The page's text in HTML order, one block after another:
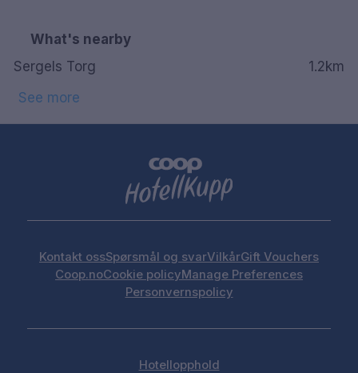
What's nearby
Sergels Torg
1.2km
See more
Kontakt ossSpørsmål og svarVilkårGift Vouchers
Coop.noCookie policyManage Preferences
Personvernspolicy
Hotellopphold